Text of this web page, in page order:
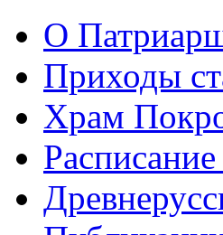
О
Приходы
Храм